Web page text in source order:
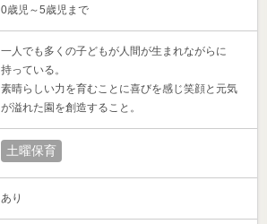
0歳児～5歳児まで
一人でも多くの子どもが人間が生まれながらに
持っている。
素晴らしい力を育むことに喜びを感じ笑顔と元気
が溢れた園を創造すること。
土曜保育
あり